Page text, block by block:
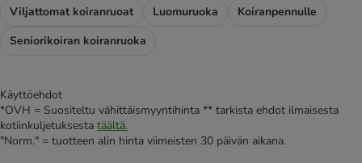
Viljattomat koiranruoat
Luomuruoka
Koiranpennulle
Seniorikoiran koiranruoka
Käyttöehdot
*OVH = Suositeltu vähittäismyyntihinta ** tarkista ehdot ilmaisesta
kotiinkuljetuksesta täältä.
"Norm." = tuotteen alin hinta viimeisten 30 päivän aikana.